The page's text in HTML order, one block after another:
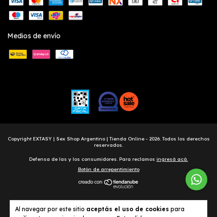
Al navegar por este sitio aceptás el uso de cookies para
Medios de envío
Copyright EXTASY | Sex Shop Argentino | Tienda Online - 2026. Todos los derechos
reservados.
Defensa de las y los consumidores. Para reclamos ingresá acá.
Botón de arrepentimiento